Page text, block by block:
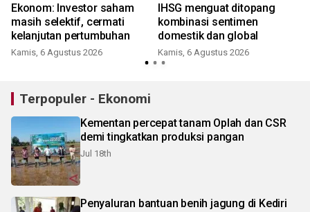
Ekonom: Investor saham
masih selektif, cermati
kelanjutan pertumbuhan
Kamis, 6 Agustus 2026
IHSG menguat ditopang
kombinasi sentimen
domestik dan global
Kamis, 6 Agustus 2026
Terpopuler - Ekonomi
Kementan percepat tanam Oplah dan CSR
demi tingkatkan produksi pangan
Jul 18th
Penyaluran bantuan benih jagung di Kediri